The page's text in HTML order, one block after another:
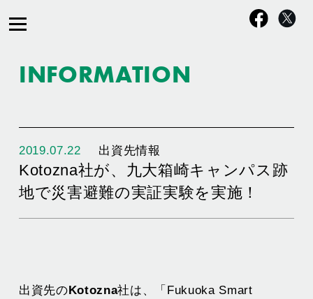
INFORMATION
2019.07.22 出資先情報
Kotozna社が、九大箱崎キャンパス跡
地で災害避難の実証実験を実施！
出資先のKotozna社は、「Fukuoka Smart